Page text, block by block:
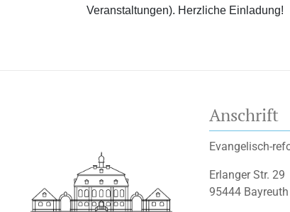
Veranstaltungen). Herzliche Einladung!
Anschrift
Evangelisch-
Erlanger Str. 29
95444 Bayreuth